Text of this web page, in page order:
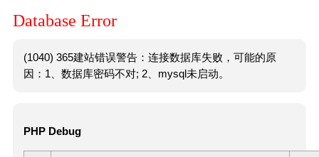
Database Error
(1040) 365建站错误警告：连接数据库失败，可能的原
因：1、数据库密码不对; 2、mysql未启动。
PHP Debug